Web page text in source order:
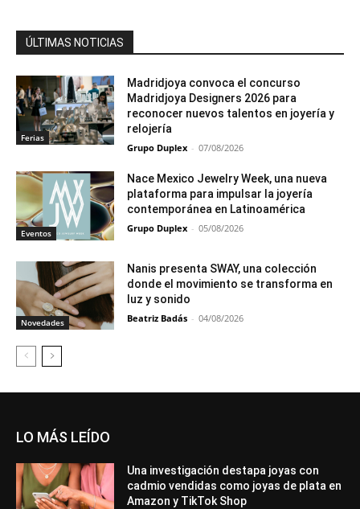
ÚLTIMAS NOTICIAS
Ferias
Madridjoya convoca el concurso
Madridjoya Designers 2026 para
reconocer nuevos talentos en joyería y
relojería
Grupo Duplex - 07/08/2026
Eventos
Nace Mexico Jewelry Week, una nueva
plataforma para impulsar la joyería
contemporánea en Latinoamérica
Grupo Duplex - 05/08/2026
Novedades
Nanis presenta SWAY, una colección
donde el movimiento se transforma en
luz y sonido
Beatriz Badás - 04/08/2026
LO MÁS LEÍDO
Una investigación destapa joyas con
cadmio vendidas como joyas de plata en
Amazon y TikTok Shop